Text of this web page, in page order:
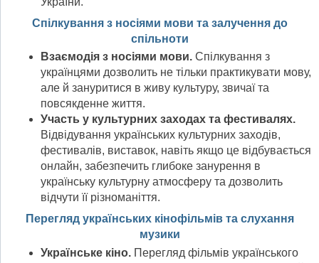
Спілкування з носіями мови та залучення до
спільноти
Взаємодія з носіями мови. Спілкування з
українцями дозволить не тільки практикувати мову,
але й зануритися в живу культуру, звичаї та
повсякденне життя.
Участь у культурних заходах та фестивалях.
Відвідування українських культурних заходів,
фестивалів, виставок, навіть якщо це відбувається
онлайн, забезпечить глибоке занурення в
українську культурну атмосферу та дозволить
відчути її різноманіття.
Перегляд українських кінофільмів та слухання
музики
Українське кіно. Перегляд фільмів українського